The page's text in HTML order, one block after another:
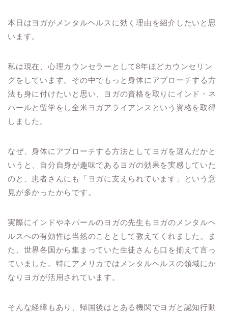
本日はヨガがメンタルヘルスに効く理由を紹介したいと思
います。
私は現在、心理カウンセラーとして8年ほどカウンセリン
グをしています。その中でもっと身体にアプローチする方
法も身に付けたいと思い、ヨガの資格を取りにインド・ネ
パールと留学をし全米ヨガアライアンスという資格を取得
しました。
なぜ、身体にアプローチする方法としてヨガを選んだかと
いうと、自分自身が趣味であるヨガの効果を実感していた
のと、患者さんにも「ヨガに支えられています」という意
見が多かったからです。
実際にインドやネパールのヨガの先生もヨガのメンタルヘ
ルスへの有効性は当然のこととして教えてくれました。ま
た、世界各国から集まっていた生徒さんも口を揃えて言っ
ていました。特にアメリカではメンタルヘルスの領域にか
なりヨガが活用されています。
そんな経緯もあり、帰国後はとある機関でヨガと認知行動